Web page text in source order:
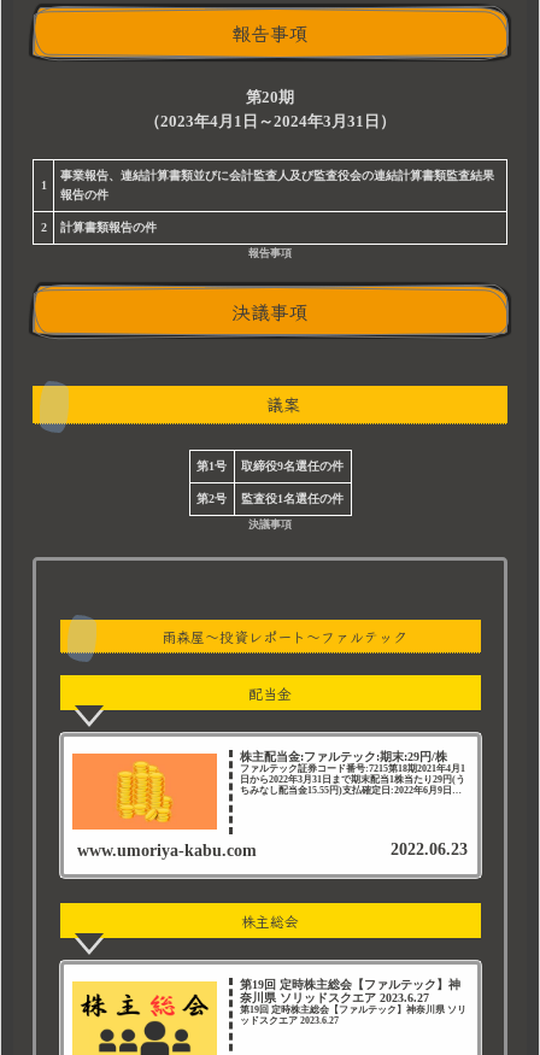
報告事項
第20期
（2023年4月1日～2024年3月31日）
1
事業報告、連結計算書類並びに会計監査人及び監査役会の連結計算書類監査結果
報告の件
2 計算書類報告の件
報告事項
決議事項
議案
第1号 取締役9名選任の件
第2号 監査役1名選任の件
決議事項
雨森屋～投資レポート～ファルテック
配当金
株主配当金:ファルテック:期末:29円/株
ファルテック証券コード番号:7215第18期2021年4月1
日から2022年3月31日まで期末配当1株当たり29円(う
ちみなし配当金15.55円)支払確定日:2022年6月9日株
www.umoriya-kabu.com 2022.06.23
株主総会
第19回 定時株主総会【ファルテック】神
奈川県 ソリッドスクエア 2023.6.27
第19回 定時株主総会【ファルテック】神奈川県 ソリ
ッドスクエア 2023.6.27